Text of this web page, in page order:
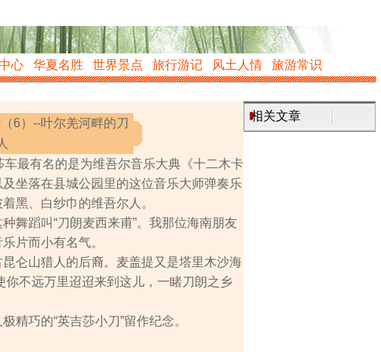
心 华夏名胜 世界景点 旅行游记 风土人情
旅游常识
相关文章
6）--叶尔羌河畔的刀
最有名的是为维吾尔音乐大典《十二木卡
坐落在县城公园里的这位音乐大师弹奏乐
黑、白纱巾的维吾尔人。
舞蹈叫“刀朗麦西来甫”。我那位海南朋友
片而小有名气。
仑山猎人的后裔。麦盖提又是塔里木沙海
你不远万里迢迢来到这儿，一睹刀朗之乡
精巧的“英吉莎小刀”留作纪念。